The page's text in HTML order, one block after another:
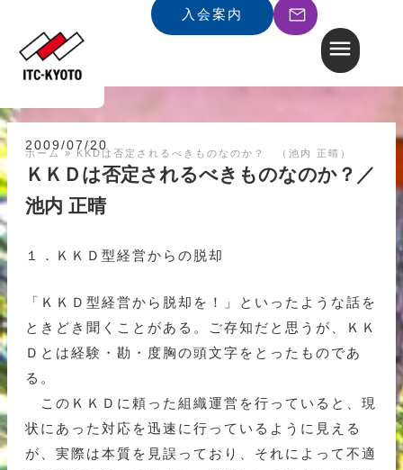
入会案内
ホーム » KKDは否定されるべきものなのか？ （池内 正晴）
2009/07/20
ＫＫＤは否定されるべきものなのか？／
池内 正晴
１．ＫＫＤ型経営からの脱却
「ＫＫＤ型経営から脱却を！」といったような話を
ときどき聞くことがある。ご存知だと思うが、ＫＫ
Ｄとは経験・勘・度胸の頭文字をとったものであ
る。
このＫＫＤに頼った組織運営を行っていると、現
状にあった対応を迅速に行っているように見える
が、実際は本質を見誤っており、それによって不適